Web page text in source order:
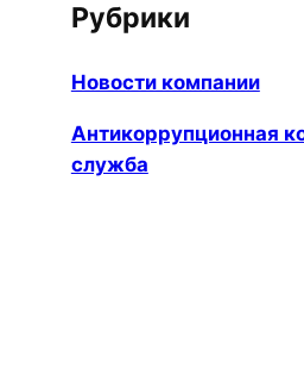
Рубрики
Новости компании
Антикоррупционная
служба